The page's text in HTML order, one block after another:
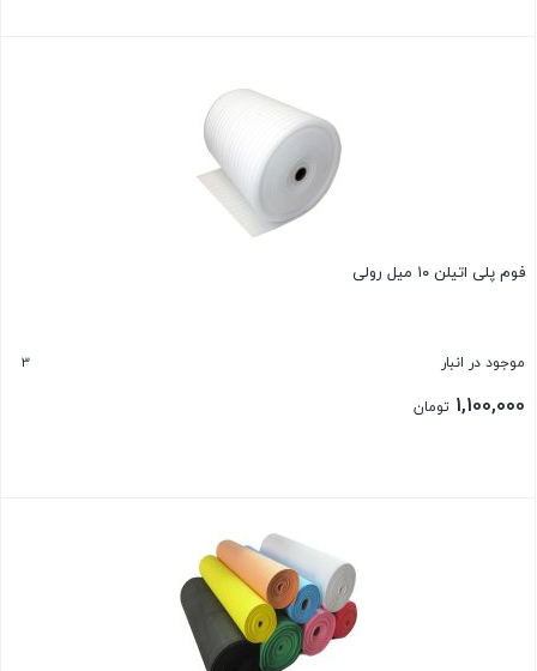
فوم پلی اتیلن ۱۰ میل رولی
موجود در انبار 3
1,100,000 تومان